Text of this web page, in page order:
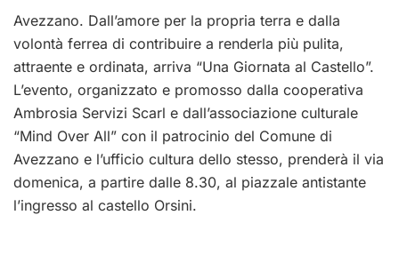
Avezzano. Dall’amore per la propria terra e dalla
volontà ferrea di contribuire a renderla più pulita,
attraente e ordinata, arriva “Una Giornata al Castello”.
L’evento, organizzato e promosso dalla cooperativa
Ambrosia Servizi Scarl e dall’associazione culturale
“Mind Over All” con il patrocinio del Comune di
Avezzano e l’ufficio cultura dello stesso, prenderà il via
domenica, a partire dalle 8.30, al piazzale antistante
l’ingresso al castello Orsini.